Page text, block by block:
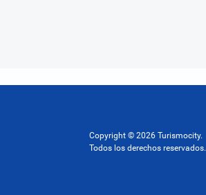
Copyright © 2026 Turismocity.
Todos los derechos reservados.